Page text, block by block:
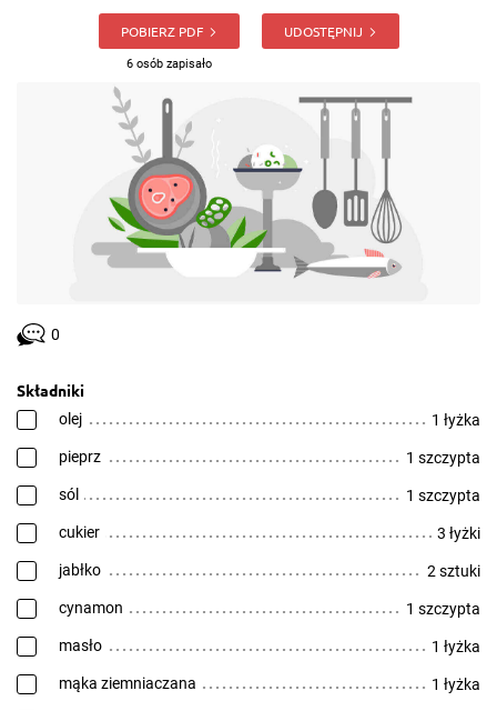
POBIERZ PDF
6 osób zapisało
UDOSTĘPNIJ
0
Składniki
olej 1 łyżka
pieprz 1 szczypta
sól 1 szczypta
cukier 3 łyżki
jabłko 2 sztuki
cynamon 1 szczypta
masło 1 łyżka
mąka ziemniaczana 1 łyżka